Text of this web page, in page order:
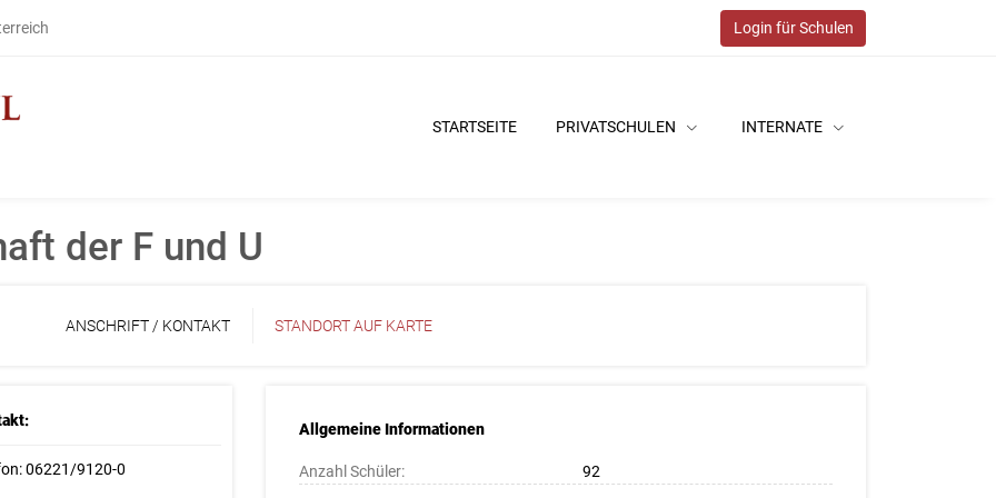
Login für Schulen
STARTSEITE PRIVATSCHULEN INTERNATE
der F und U
ANSCHRIFT / KONTAKT STANDORT AUF KARTE
06221/9120-0
Allgemeine Informationen
Anzahl Schüler: 92